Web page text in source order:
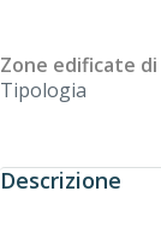
Zone edificate
Tipologia
Descrizione